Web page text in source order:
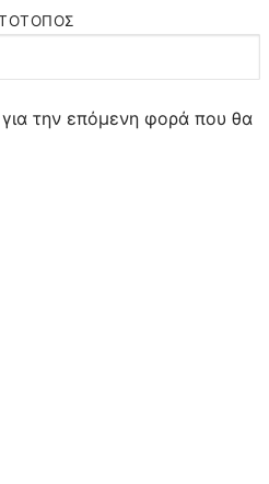
την επόμενη φορά που θα